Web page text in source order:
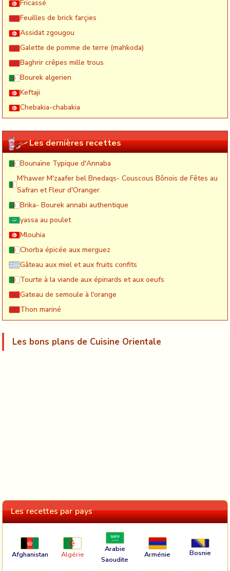
Fricassé
Feuilles de brick farçies
Assidat zgougou
Galette de pomme de terre (mahkoda)
Baghrir crêpes mille trous
Bourek algerien
Keftaji
Chebakia-chabakia
Les dernières recettes
Bounaïne Typique d'Annaba
M'hawer M'zaafer bel Bnedaqs- Couscous Bônois de Fêtes au
Safran et Fleur d'Oranger
Brika- Bourek annabi authentique
yassa au poulet
Mlouhia
Chorba épicée aux merguez
Gâteau aux miel et aux fruits confits
Tourte à la viande aux épinards et aux oeufs
Gateau de semoule à l'orange
Thon mariné
Les bons plans de Cuisine Orientale
Les recettes par pays
Afghanistan Algérie
Arabie
Saoudite
Arménie Bosnie